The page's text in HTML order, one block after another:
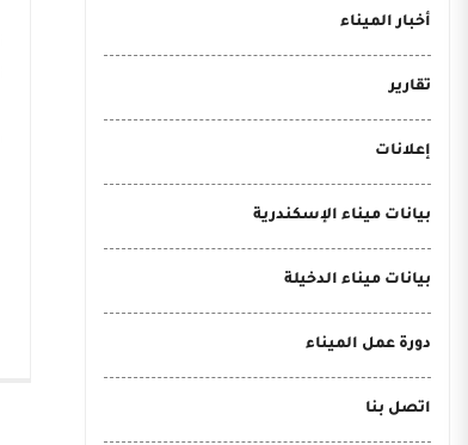
أخبار الميناء
تقارير
إعلانات
بيانات ميناء الإسكندرية
بيانات ميناء الدخيلة
دورة عمل الميناء
اتصل بنا